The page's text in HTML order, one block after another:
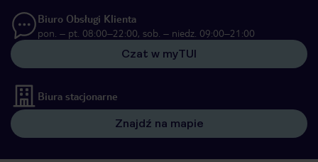
Biuro Obsługi Klienta
pon. – pt. 08:00–22:00, sob. – niedz. 09:00–21:00
Czat w myTUI
Biura stacjonarne
Znajdź na mapie